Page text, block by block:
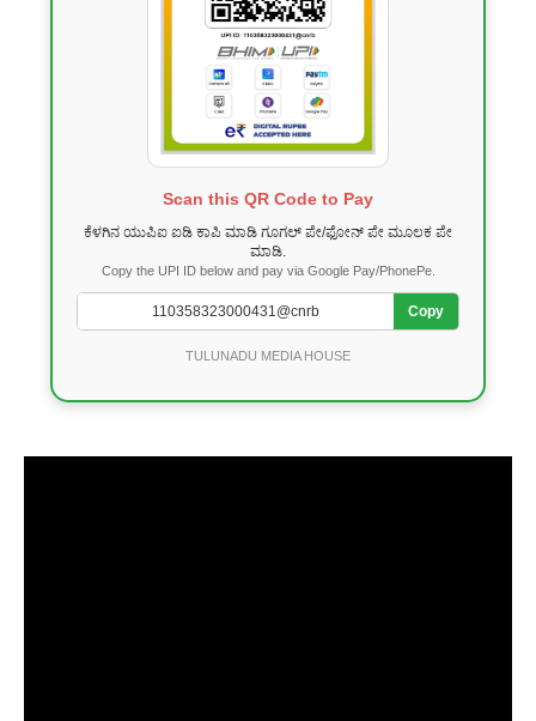
Scan this QR Code to Pay
ಕೆಳಗಿನ ಯುಪಿಐ ಐಡಿ ಕಾಪಿ ಮಾಡಿ ಗೂಗಲ್ ಪೇ/ಫೋನ್ ಪೇ ಮೂಲಕ ಪೇ
ಮಾಡಿ.
Copy the UPI ID below and pay via Google Pay/PhonePe.
Copy
TULUNADU MEDIA HOUSE